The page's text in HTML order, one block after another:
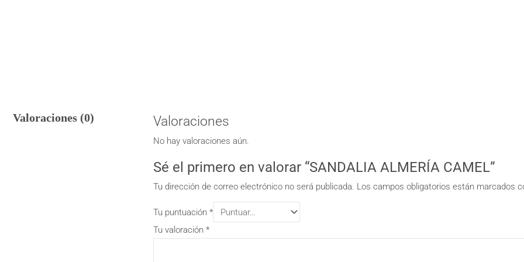
Valoraciones (0) Valoraciones
No hay valoraciones aún.
Sé el primero en valorar “SANDALIA ALMERÍA CAMEL”
Tu dirección de correo electrónico no será publicada. Los campos obligatorios están marcados
Tu puntuación *
Tu valoración *